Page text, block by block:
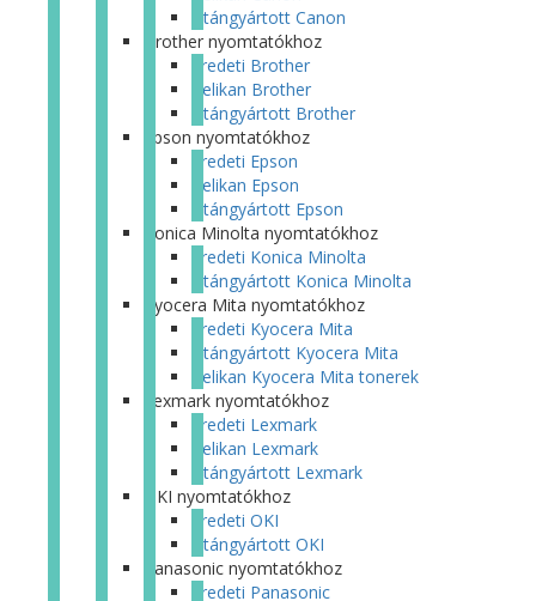
Utángyártott Canon
Brother nyomtatókhoz
Eredeti Brother
Pelikan Brother
Utángyártott Brother
Epson nyomtatókhoz
Eredeti Epson
Pelikan Epson
Utángyártott Epson
Konica Minolta nyomtatókhoz
Eredeti Konica Minolta
Utángyártott Konica Minolta
Kyocera Mita nyomtatókhoz
Eredeti Kyocera Mita
Utángyártott Kyocera Mita
Pelikan Kyocera Mita tonerek
Lexmark nyomtatókhoz
Eredeti Lexmark
Pelikan Lexmark
Utángyártott Lexmark
OKI nyomtatókhoz
Eredeti OKI
Utángyártott OKI
Panasonic nyomtatókhoz
Eredeti Panasonic